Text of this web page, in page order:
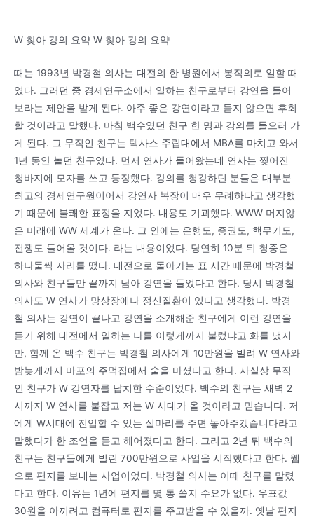
W 찾아 강의 요약 W 찾아 강의 요약
때는 1993년 박경철 의사는 대전의 한 병원에서 봉직의로 일할 때
였다. 그러던 중 경제연구소에서 일하는 친구로부터 강연을 들어
보라는 제안을 받게 된다. 아주 좋은 강연이라고 듣지 않으면 후회
할 것이라고 말했다. 마침 백수였던 친구 한 명과 강의를 들으러 가
게 된다. 그 무직인 친구는 텍사스 주립대에서 MBA를 마치고 와서
1년 동안 놀던 친구였다. 먼저 연사가 들어왔는데 연사는 찢어진
청바지에 모자를 쓰고 등장했다. 강의를 청강하던 분들은 대부분
최고의 경제연구원이어서 강연자 복장이 매우 무례하다고 생각했
기 때문에 불쾌한 표정을 지었다. 내용도 기괴했다. WWW 머지않
은 미래에 WW 세계가 온다. 그 안에는 은행도, 증권도, 핵무기도,
전쟁도 들어올 것이다. 라는 내용이었다. 당연히 10분 뒤 청중은
하나둘씩 자리를 떴다. 대전으로 돌아가는 표 시간 때문에 박경철
의사와 친구들만 끝까지 남아 강연을 들었다고 한다. 당시 박경철
의사도 W 연사가 망상장애나 정신질환이 있다고 생각했다. 박경
철 의사는 강연이 끝나고 강연을 소개해준 친구에게 이런 강연을
듣기 위해 대전에서 일하는 나를 이렇게까지 불렀냐고 화를 냈지
만, 함께 온 백수 친구는 박경철 의사에게 10만원을 빌려 W 연사와
밤늦게까지 마포의 주먹집에서 술을 마셨다고 한다. 사실상 무직
인 친구가 W 강연자를 납치한 수준이었다. 백수의 친구는 새벽 2
시까지 W 연사를 붙잡고 저는 W 시대가 올 것이라고 믿습니다. 저
에게 W시대에 진입할 수 있는 실마리를 주면 놓아주겠습니다라고
말했다가 한 조언을 듣고 헤어졌다고 한다. 그리고 2년 뒤 백수의
친구는 친구들에게 빌린 700만원으로 사업을 시작했다고 한다. 웹
으로 편지를 보내는 사업이었다. 박경철 의사는 이때 친구를 말렸
다고 한다. 이유는 1년에 편지를 몇 통 쓸지 수요가 없다. 우표값
30원을 아끼려고 컴퓨터로 편지를 주고받을 수 있을까. 옛날 편지